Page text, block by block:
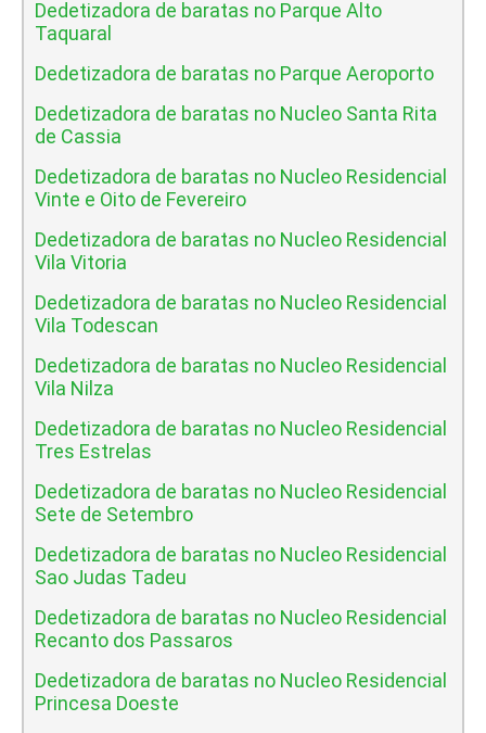
Dedetizadora de baratas no Parque Alto
Taquaral
Dedetizadora de baratas no Parque Aeroporto
Dedetizadora de baratas no Nucleo Santa Rita
de Cassia
Dedetizadora de baratas no Nucleo Residencial
Vinte e Oito de Fevereiro
Dedetizadora de baratas no Nucleo Residencial
Vila Vitoria
Dedetizadora de baratas no Nucleo Residencial
Vila Todescan
Dedetizadora de baratas no Nucleo Residencial
Vila Nilza
Dedetizadora de baratas no Nucleo Residencial
Tres Estrelas
Dedetizadora de baratas no Nucleo Residencial
Sete de Setembro
Dedetizadora de baratas no Nucleo Residencial
Sao Judas Tadeu
Dedetizadora de baratas no Nucleo Residencial
Recanto dos Passaros
Dedetizadora de baratas no Nucleo Residencial
Princesa Doeste